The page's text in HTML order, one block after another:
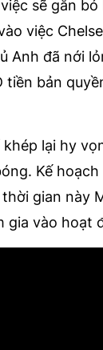
sẽ gắn
việc
Anh đã nới
tiền bản
lại hy
Kế
gian này
vào hoạt